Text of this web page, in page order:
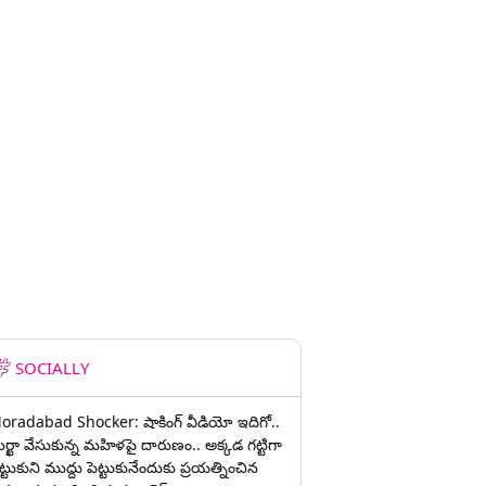
SOCIALLY
Shocker: షాకింగ్ వీడియో ఇదిగో..
వేసుకున్న మహిళపై దారుణం.. అక్కడ గట్టిగా
ముద్దు పెట్టుకునేందుకు ప్రయత్నించిన